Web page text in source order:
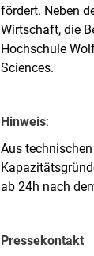
fördert. Neben
Wirtschaft, die
Hochschule
Sciences.
Hinweis:
Aus
ab 24h nach
Pressekontakt